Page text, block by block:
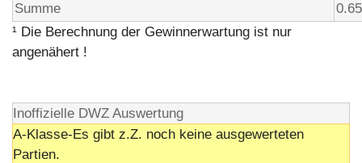
Summe
0.65
¹ Die Berechnung der Gewinnerwartung ist nur
angenähert !
Inoffizielle DWZ Auswertung
A-Klasse-Es gibt z.Z. noch keine ausgewerteten
Partien.